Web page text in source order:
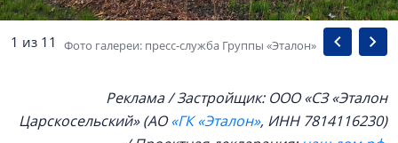
1 из 11 Фото галереи: пресс-служба Группы «Эталон»
Реклама / Застройщик: ООО «СЗ «Эталон
Царскосельский»(АО«ГК «Эталон», ИНН 7814116230)